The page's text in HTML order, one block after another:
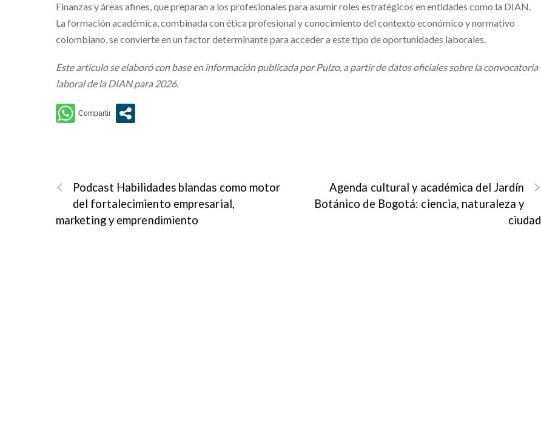
Finanzas y áreas afines, que preparan a los profesionales para asumir roles estratégicos en entidades como la DIAN.
La formación académica, combinada con ética profesional y conocimiento del contexto económico y normativo
colombiano, se convierte en un factor determinante para acceder a este tipo de oportunidades laborales.
Este artículo se elaboró con base en información publicada por Pulzo, a partir de datos oficiales sobre la convocatoria
laboral de la DIAN para 2026.
Podcast Habilidades blandas como motor
del fortalecimiento empresarial,
marketing y emprendimiento
Agenda cultural y académica del Jardín
Botánico de Bogotá: ciencia, naturaleza y
ciudad